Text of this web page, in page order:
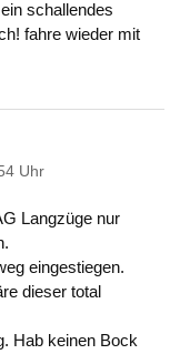
schallendes
fahre wieder mit
Uhr
Langzüge nur
eingestiegen.
dieser total
Hab keinen Bock